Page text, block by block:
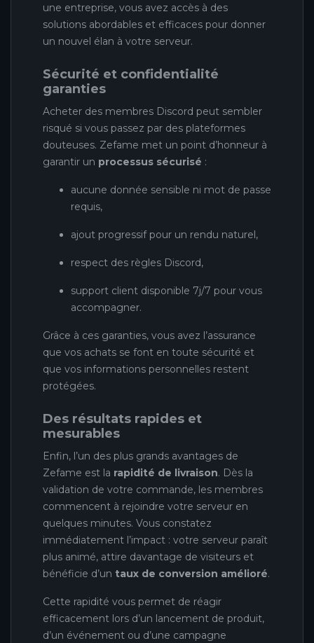
une entreprise, vous avez accès à des
solutions abordables et efficaces pour donner
un nouvel élan à votre serveur.
Sécurité et confidentialité
garanties
Acheter des membres Discord peut sembler
risqué si vous passez par des plateformes
douteuses. Zefame met un point d’honneur à
garantir un processus sécurisé :
aucune donnée sensible ni mot de passe
requis,
ajout progressif pour un rendu naturel,
respect des règles Discord,
support client disponible 7j/7 pour vous
accompagner.
Grâce à ces garanties, vous avez l’assurance
que vos achats se font en toute sécurité et
que vos informations personnelles restent
protégées.
Des résultats rapides et
mesurables
Enfin, l’un des plus grands avantages de
Zefame est la rapidité de livraison. Dès la
validation de votre commande, les membres
commencent à rejoindre votre serveur en
quelques minutes. Vous constatez
immédiatement l’impact : votre serveur paraît
plus animé, attire davantage de visiteurs et
bénéficie d’un taux de conversion amélioré.
Cette rapidité vous permet de réagir
efficacement lors d’un lancement de produit,
d’un événement ou d’une campagne